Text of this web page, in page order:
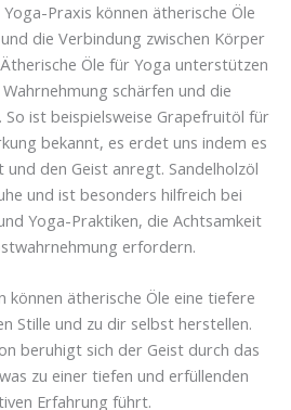
Praxis können ätherische Öle
die Verbindung zwischen Körper
Öle für Yoga unterstützen
schärfen und die
ist beispielsweise Grapefruitöl für
bekannt, es erdet uns indem es
den Geist anregt. Sandelholzöl
und ist besonders hilfreich bei
Yoga-Praktiken, die Achtsamkeit
erfordern.
können ätherische Öle eine tiefere
Stille und zu dir selbst herstellen.
beruhigt sich der Geist durch das
zu einer tiefen und erfüllenden
Erfahrung führt.